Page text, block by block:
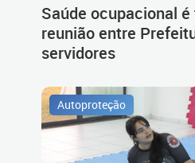
Saúde ocupacional
reunião entre
servidores
Autoproteção